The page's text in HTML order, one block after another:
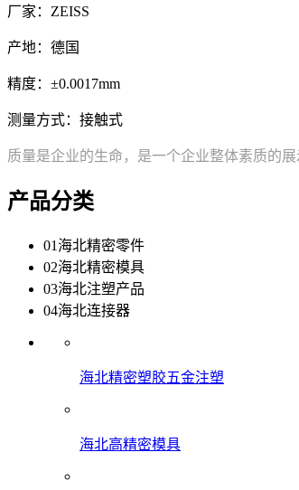
厂家：ZEISS
产地：德国
精度：±0.0017mm
测量方式：接触式
质量是企业的生命，是一个企业整体素质的
产品分类
01 海北精密零件
02海北精密模具
03海北注塑产品
04海北连接器
海北精密塑胶五金注塑
海北高精密模具